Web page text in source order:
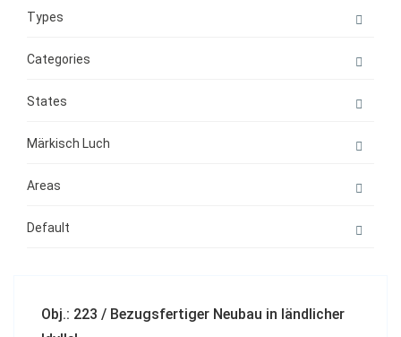
Types
Categories
States
Märkisch Luch
Areas
Default
Obj.: 223 / Bezugsfertiger Neubau in ländlicher